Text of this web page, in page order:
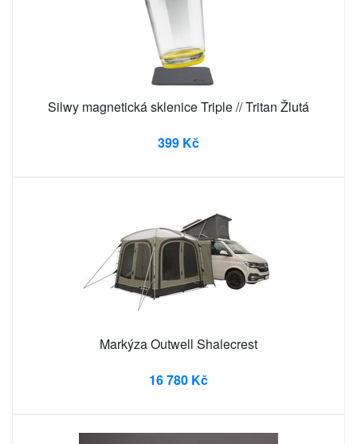
Silwy magnetická sklenice Triple // Tritan Žlutá
399 Kč
Markýza Outwell Shalecrest
16 780 Kč